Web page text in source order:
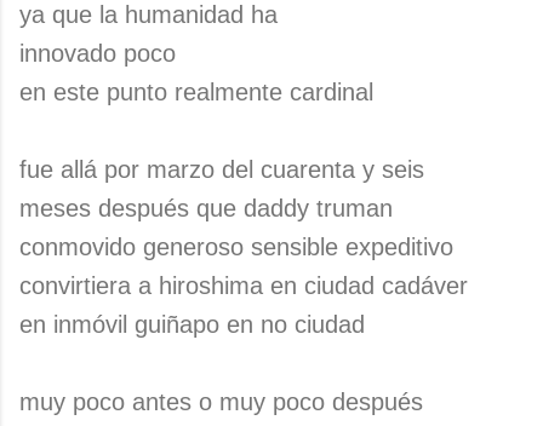
ya que la humanidad ha
innovado poco
en este punto realmente cardinal
fue allá por marzo del cuarenta y seis
meses después que daddy truman
conmovido generoso sensible expeditivo
convirtiera a hiroshima en ciudad cadáver
en inmóvil guiñapo en no ciudad
muy poco antes o muy poco después